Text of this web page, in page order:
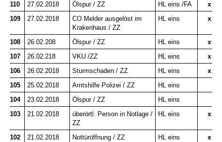
110
27.02.2018 Ölspur / ZZ HL eins /FA
x
109
27.02.2018
CO Melder ausgelöst im
Krakenhaus / ZZ
HL eins x
108 26.02.208 Ölspur / ZZ HL eins
x
107
26.02.218 VKU /ZZ HL eins
x
106
26.02.2018 Sturmschaden / ZZ HL eins
x
105
25.02.2018 Amtshilfe Polizei / ZZ
HL eins
104
23.02.2018 Ölspur / ZZ
HL eins
103
21.02.2018
überörtl. Person in Notlage /
ZZ
HL eins x
102 21.02.2018 Nottüröffnung / ZZ HL eins
x